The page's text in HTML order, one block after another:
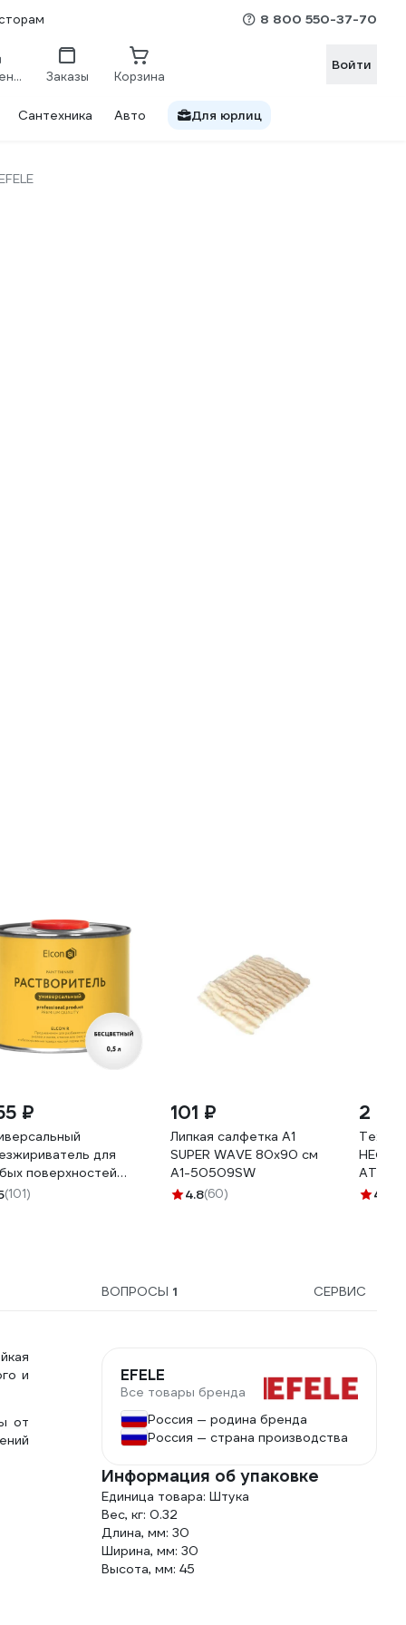
8 800 550-37-70
Сравнение Заказы Корзина
Войти
Сантехника Авто Для юрлиц
₽
для
поверхностей
R 0,5 л 00-
(101)
101 ₽
Липкая салфетка А1
SUPER WAVE 80x90 см
А1-50509SW
4.8(60)
2
4.6
ВОПРОСЫ 1 СЕРВИС
и
от
EFELE
Все товары бренда
Россия — родина бренда
Россия — страна производства
Информация об упаковке
Единица товара: Штука
Вес, кг: 0.32
Длина, мм: 30
Ширина, мм: 30
Высота, мм: 45